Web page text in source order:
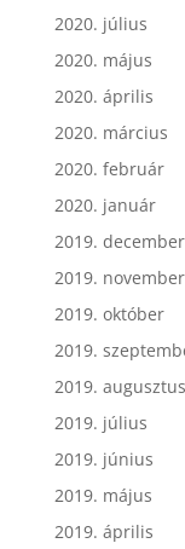
2020. július
2020. május
2020. április
2020. március
2020. február
2020. január
2019. december
2019. november
2019. október
2019.
2019. augusztus
2019. július
2019. június
2019. május
2019. április